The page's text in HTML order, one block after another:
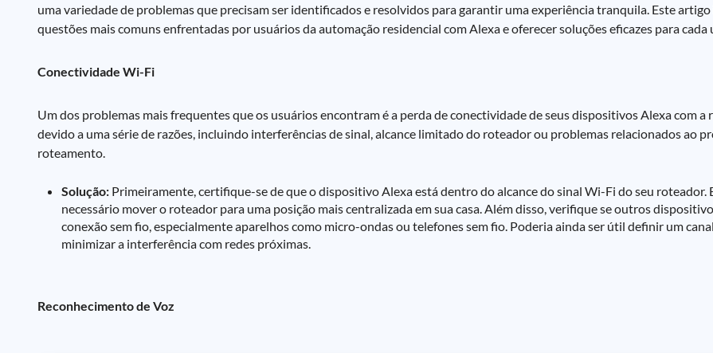
uma variedade de problemas que precisam ser identificados e resolvidos para garantir uma experiência tranquila. Este
questões mais comuns enfrentadas por usuários da automação residencial com Alexa e oferecer soluções eficazes para cada
Conectividade Wi-Fi
Um dos problemas mais frequentes que os usuários encontram é a perda de conectividade de seus dispositivos Alexa com a
devido a uma série de razões, incluindo interferências de sinal, alcance limitado do roteador ou problemas relacionados ao
roteamento.
Solução: Primeiramente, certifique-se de que o dispositivo Alexa está dentro do alcance do sinal Wi-Fi do seu roteador.
necessário mover o roteador para uma posição mais centralizada em sua casa. Além disso, verifique se outros
conexão sem fio, especialmente aparelhos como micro-ondas ou telefones sem fio. Poderia ainda ser útil definir um
minimizar a interferência com redes próximas.
Reconhecimento de Voz